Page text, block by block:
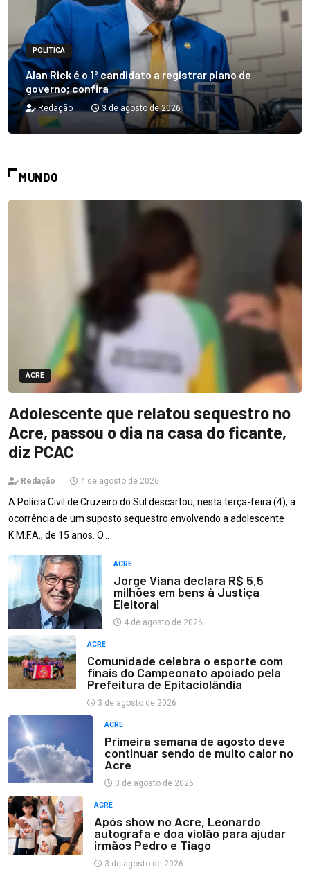
POLÍTICA
Alan Rick é o 1º candidato a registrar plano de
governo; confira
Redação 3 de agosto de 2026
MUNDO
ACRE
Adolescente que relatou sequestro no
Acre, passou o dia na casa do ficante,
diz PCAC
Redação 4 de agosto de 2026
A Polícia Civil de Cruzeiro do Sul descartou, nesta terça-feira (4), a
ocorrência de um suposto sequestro envolvendo a adolescente
K.M.F.A., de 15 anos. O…
ACRE
Jorge Viana declara R$ 5,5
milhões em bens à Justiça
Eleitoral
4 de agosto de 2026
ACRE
Comunidade celebra o esporte com
finais do Campeonato apoiado pela
Prefeitura de Epitaciolândia
3 de agosto de 2026
ACRE
Primeira semana de agosto deve
continuar sendo de muito calor no
Acre
3 de agosto de 2026
ACRE
Após show no Acre, Leonardo
autografa e doa violão para ajudar
irmãos Pedro e Tiago
3 de agosto de 2026